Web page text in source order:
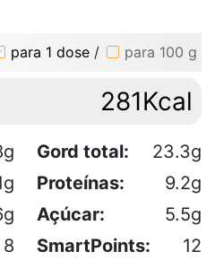
para 1 dose / para 100 g
281Kcal
Gord total:
23.3g
Proteínas:
9.2g
Açúcar:
5.5g
8 SmartPoints: 12